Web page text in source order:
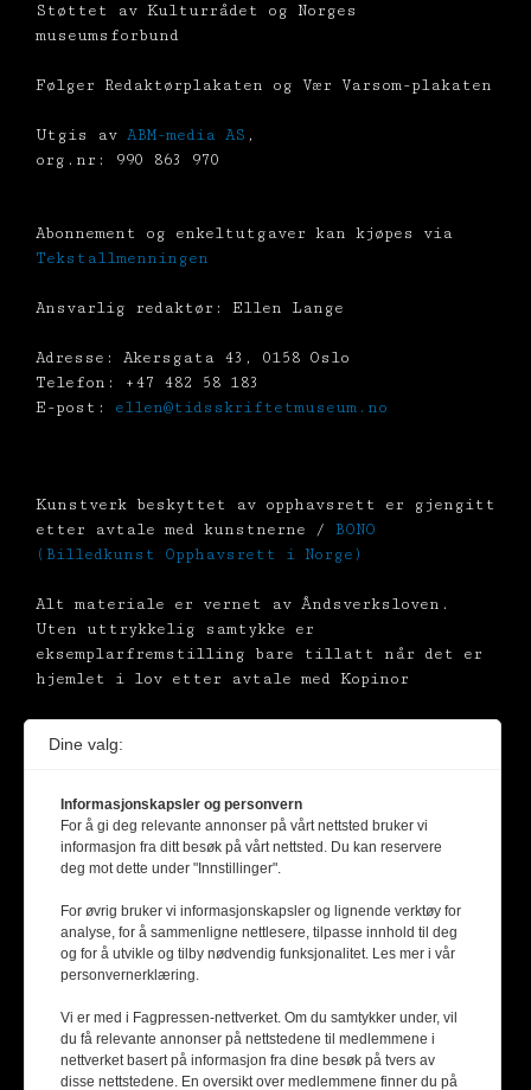
Støttet av Kulturrådet og Norges
museumsforbund
Følger Redaktørplakaten og Vær Varsom-plakaten
Utgis av ABM-media AS ,
org.nr: 990 863 970
Abonnement og enkeltutgaver kan kjøpes via
Tekstallmenningen
Ansvarlig redaktør: Ellen Lange
Adresse: Akersgata 43, 0158 Oslo
Telefon: +47 482 58 183
E-post: ellen@tidsskriftetmuseum.no
Kunstverk beskyttet av opphavsrett er gjengitt
etter avtale med kunstnerne / BONO
(Billedkunst Opphavsrett i Norge)
Alt materiale er vernet av Åndsverksloven.
Uten uttrykkelig samtykke er
eksemplarfremstilling bare tillatt når det er
hjemlet i lov etter avtale med Kopinor
Dine valg:
Informasjonskapsler og personvern
For å gi deg relevante annonser på vårt nettsted bruker vi
informasjon fra ditt besøk på vårt nettsted. Du kan reservere
deg mot dette under "Innstillinger".
For øvrig bruker vi informasjonskapsler og lignende verktøy for
analyse, for å sammenligne nettlesere, tilpasse innhold til deg
og for å utvikle og tilby nødvendig funksjonalitet. Les mer i vår
personvernerklæring.
Vi er med i Fagpressen-nettverket. Om du samtykker under, vil
du få relevante annonser på nettstedene til medlemmene i
nettverket basert på informasjon fra dine besøk på tvers av
disse nettstedene. En oversikt over medlemmene finner du på